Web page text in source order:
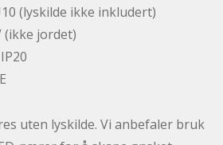
(lyskilde ikke inkludert)
(ikke jordet)
IP20
uten lyskilde. Vi anbefaler bruk